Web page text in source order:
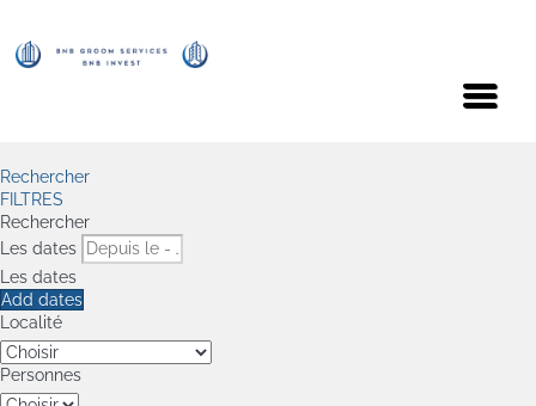
Menu
Rechercher
FILTRES
Rechercher
Les dates
Les dates
Add dates
Localité
Personnes